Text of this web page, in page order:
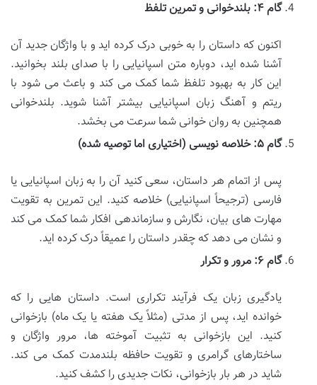
گام ۴: بلندخوانی و تمرین تلفظ
اکنون که داستان را به خوبی درک کرده اید و با واژگان جدید آن
آشنا شده اید، دوباره متن اسپانیایی را با صدای بلند بخوانید.
این کار به بهبود تلفظ شما کمک می کند و باعث می شود با
ریتم و آهنگ زبان اسپانیایی بیشتر آشنا شوید. بلندخوانی
همچنین به روان خوانی شما سرعت می بخشد.
گام ۵: خلاصه نویسی (اختیاری اما توصیه شده)
پس از اتمام هر داستان، سعی کنید آن را به زبان اسپانیایی یا
فارسی (ترجیحاً اسپانیایی) خلاصه کنید. این تمرین به تقویت
مهارت های بیان، نگارش و سازماندهی افکار شما کمک می کند
و نشان می دهد که چقدر داستان را عمیقاً درک کرده اید.
گام ۶: مرور و تکرار
یادگیری زبان یک فرآیند تکراری است. داستان هایی را که
خوانده اید، پس از مدتی (مثلاً یک هفته یا یک ماه) بازخوانی
کنید. این بازخوانی به تثبیت آموخته ها، مرور واژگان و
ساختارهای گرامری و تقویت حافظه بلندمدت کمک می کند.
شاید در هر بار بازخوانی، نکات جدیدی را کشف کنید.